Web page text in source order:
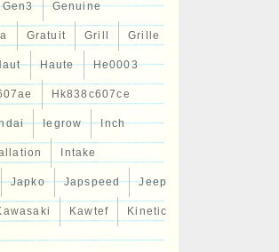
Gen3 Genuine
Gratuit Grill Grille
Haute He0003
Hk838c607ce
Iegrow Inch
Intake
Japko Japspeed Jeep
Kawtef Kinetic